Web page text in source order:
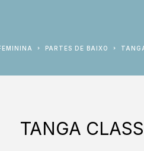
PARTES DE BAIXO
TANGA